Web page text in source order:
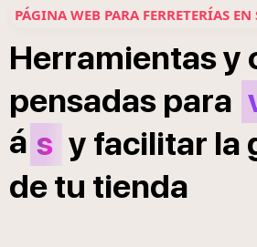
PÁGINA WEB PARA FERRETERÍAS EN
Herramientasy
pensadas para
á s y facilitar la
detu tienda